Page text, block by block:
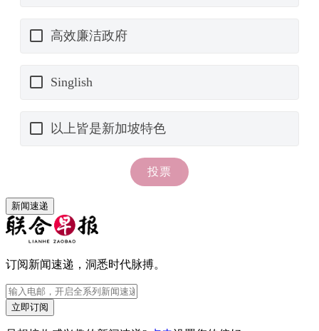
新闻速递
订阅新闻速递，洞悉时代脉搏。
立即订阅